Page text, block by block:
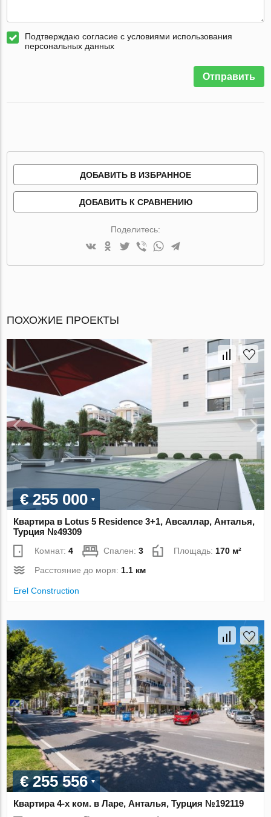
Подтверждаю согласие с условиями использования
персональных данных
Отправить
ДОБАВИТЬ В ИЗБРАННОЕ
ДОБАВИТЬ К СРАВНЕНИЮ
Поделитесь:
ПОХОЖИЕ ПРОЕКТЫ
€ 255 000
Квартира в Lotus 5 Residence 3+1, Авсаллар, Анталья,
Турция №49309
Комнат:4 Спален:3 Площадь:170 м²
Расстояние до моря:1.1 км
Erel Construction
€ 255 556
Квартира 4-х ком. в Ларе, Анталья, Турция №192119